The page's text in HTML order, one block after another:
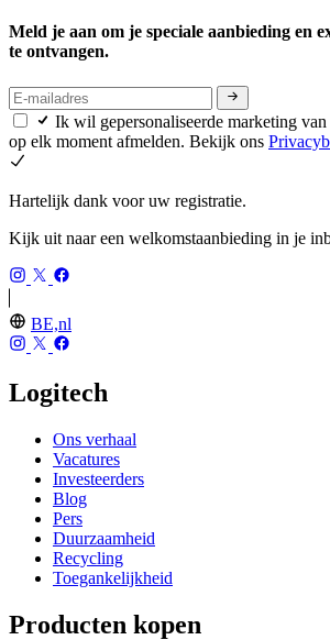
Meld je aan om je speciale aanbieding en
te ontvangen.
Ik wil gepersonaliseerde marketing
op elk moment afmelden. Bekijk ons
Hartelijk dank voor uw registratie.
Kijk uit naar een welkomstaanbieding in je
BE,nl
Logitech
Ons verhaal
Vacatures
Investeerders
Blog
Pers
Duurzaamheid
Recycling
Toegankelijkheid
Producten kopen